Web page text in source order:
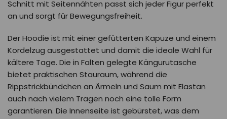
Schnitt mit Seitennähten passt sich jeder Figur perfekt
an und sorgt für Bewegungsfreiheit.
Der Hoodie ist mit einer gefütterten Kapuze und einem
Kordelzug ausgestattet und damit die ideale Wahl für
kältere Tage. Die in Falten gelegte Kängurutasche
bietet praktischen Stauraum, während die
Rippstrickbündchen an Ärmeln und Saum mit Elastan
auch nach vielem Tragen noch eine tolle Form
garantieren. Die Innenseite ist gebürstet, was dem